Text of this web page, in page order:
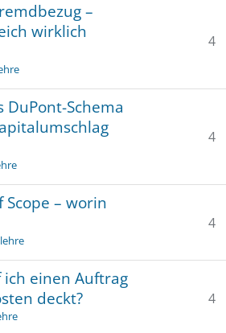
–
wirklich
4
Schema
4
Scope – worin
4
einen Auftrag
deckt?
4